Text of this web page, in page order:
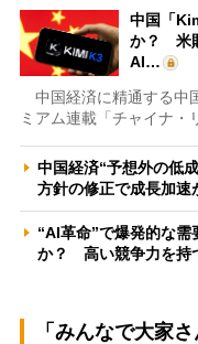
中国「
か？ 米
AI…
中国経済に精通する中
ミアム連載「チャイナ・
中国経済“予想外の低
方針の修正で成長加
“AI革命”で爆発的な
か？ 高い競争力を持
「みんなで大家